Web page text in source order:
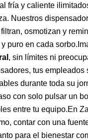
fría y caliente
Nuestros
osmotizan y
puro en cada
, sin límites ni
tus empleados
durante toda su
con solo pulsar un
entre tu equipo.En
contar con una
para el bienestar